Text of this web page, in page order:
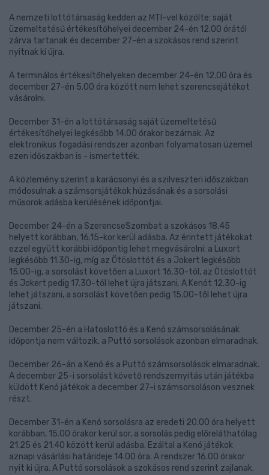
A nemzeti lottótársaság kedden az MTI-vel közölte: saját
üzemeltetésű értékesítőhelyei december 24-én 12.00 órától
zárva tartanak és december 27-én a szokásos rend szerint
nyitnak ki újra.
A terminálos értékesítőhelyeken december 24-én 12.00 óra és
december 27-én 5.00 óra között nem lehet szerencsejátékot
vásárolni.
December 31-én a lottótársaság saját üzemeltetésű
értékesítőhelyei legkésőbb 14.00 órakor bezárnak. Az
elektronikus fogadási rendszer azonban folyamatosan üzemel
ezen időszakban is - ismertették.
A közlemény szerint a karácsonyi és a szilveszteri időszakban
módosulnak a számsorsjátékok húzásának és a sorsolási
műsorok adásba kerülésének időpontjai.
December 24-én a SzerencseSzombat a szokásos 18.45
helyett korábban, 16.15-kor kerül adásba. Az érintett játékokat
ezzel együtt korábbi időpontig lehet megvásárolni: a Luxort
legkésőbb 11.30-ig, míg az Ötöslottót és a Jokert legkésőbb
15.00-ig, a sorsolást követően a Luxort 16.30-tól, az Ötöslottót
és Jokert pedig 17.30-tól lehet újra játszani. A Kenót 12.30-ig
lehet játszani, a sorsolást követően pedig 15.00-től lehet újra
játszani.
December 25-én a Hatoslottó és a Kenó számsorsolásának
időpontja nem változik, a Puttó sorsolások azonban elmaradnak.
December 26-án a Kenó és a Puttó számsorsolások elmaradnak.
A december 25-i sorsolást követő rendszernyitás után játékba
küldött Kenó játékok a december 27-i számsorsoláson vesznek
részt.
December 31-én a Kenó sorsolásra az eredeti 20.00 óra helyett
korábban, 15.00 órakor kerül sor, a sorsolás pedig előreláthatólag
21.25 és 21.40 között kerül adásba. Ezáltal a Kenó játékok
aznapi vásárlási határideje 14.00 óra. A rendszer 16.00 órakor
nyit ki újra. A Puttó sorsolások a szokásos rend szerint zajlanak.